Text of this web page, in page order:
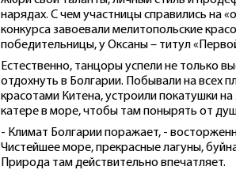
нарядах. С чем участницы справились на
конкурса завоевали мелитопольские
победительницы, у Оксаны – титул
Естественно, танцоры успели не только
отдохнуть в Болгарии. Побывали на всех
красотами Китена, устроили покатушки
катере в море, чтобы там понырять от
- Климат Болгарии поражает, -
Чистейшее море, прекрасные лагуны,
Природа там действительно впечатляет.